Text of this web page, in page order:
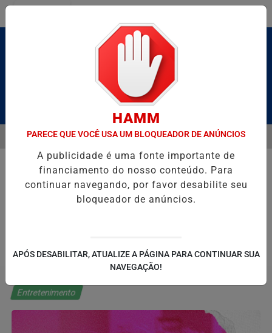
Pesquisar Notícia
E CAIQUE PIMENTA COM O MELHOR DO AXÉ DAS ANTIGAS
EM ALTA
MENU
Entretenimento
HAMM
PARECE QUE VOCÊ USA UM BLOQUEADOR DE ANÚNCIOS
A publicidade é uma fonte importante de
financiamento do nosso conteúdo. Para
continuar navegando, por favor desabilite seu
bloqueador de anúncios.
APÓS DESABILITAR, ATUALIZE A PÁGINA PARA CONTINUAR SUA
NAVEGAÇÃO!